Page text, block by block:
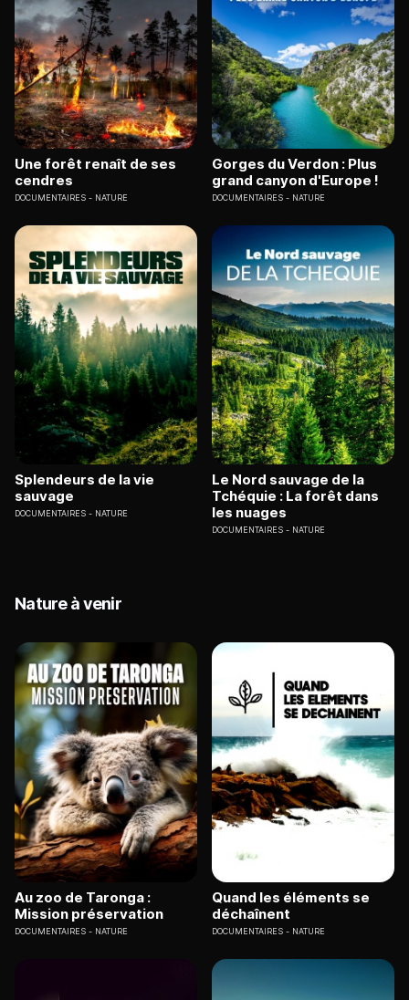
Une forêt renaît de ses
cendres
DOCUMENTAIRES NATURE
Gorges du Verdon : Plus
grand canyon d'Europe !
DOCUMENTAIRES NATURE
Splendeurs de la vie
sauvage
DOCUMENTAIRES NATURE
Le Nord sauvage de la
Tchéquie : La forêt dans
les nuages
DOCUMENTAIRES NATURE
Nature à venir
Au zoo de Taronga :
Mission préservation
DOCUMENTAIRES NATURE
Quand les éléments se
déchaînent
DOCUMENTAIRES NATURE